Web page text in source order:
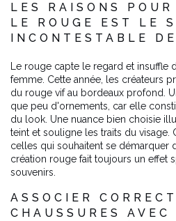
LES RAISONS
LE ROUGE EST LE
INCONTESTABLE
Le rouge capte le regard et insuffle
femme. Cette année, les créateurs
du rouge vif au bordeaux profond.
que peu d'ornements, car elle
du look. Une nuance bien choisie
teint et souligne les traits du visage.
celles qui souhaitent se démarquer
création rouge fait toujours un effet
souvenirs.
ASSOCIER
CHAUSSURES AVEC